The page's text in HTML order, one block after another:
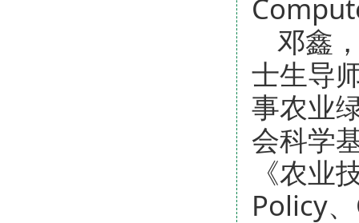
邓鑫
士生导
事农业
会科学
《农业
Policy